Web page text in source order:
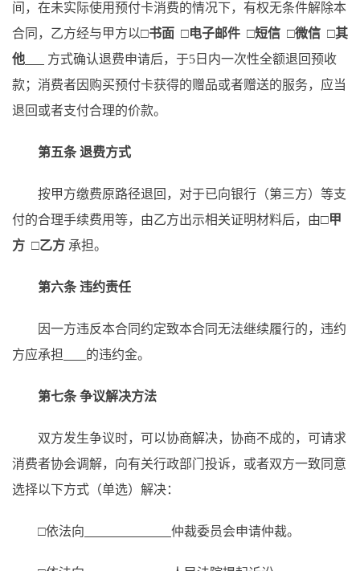
间，在未实际使用预付卡消费的情况下， 有权无条件解除本
合同 ， 乙方经与甲方以□书面 □电子邮件 □短信 □微信 □其
他
方式确认退费申请后， 于5日内一次性全额退回预收
款； 消费者因购买预付卡获得的赠品或者赠送的服务，应当
退回或者支付合理的价款。
第五条 退费方式
按甲方缴费原路径退回，对于已向银行（第三方）等支
付的合理手续费用等，由乙方出示相关证明材料后，由□甲
方 □乙方 承担。
第六条 违约责任
因一方违反本合同约定致本合同无法继续履行的，违约
方应承担
的违约金。
第七条 争议解决方法
双方发生争议时，可以协商解决，协商不成的，可请求
消费者协会调解，向有关行政部门 投诉，或者双方一致同意
选择以下方式（单选）解决：
□依法向 仲裁委员会申请仲裁。